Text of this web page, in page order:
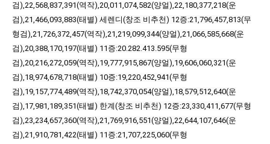
검),22,568,837,391(역작),20,011,074,582(양얼),22,180,377,218(운
검),21,466,093,883(태별) 세렌디(창조 비추천) 12증:21,796,457,813(무
형검),21,726,372,457(역작),21,219,099,344(양얼),21,066,585,668(운
검),20,388,170,197(태별) 11증:20.282.413.595(무형
검),20,216,272,059(역작),19,777,915,867(양얼),19,606,060,321(운
검),18,974,678,718(태별) 10증:19,220,452,941(무형
검),19,157,774,489(역작),18,742,370,054(양얼),18,579,512,640(운
검),17,981,189,351(태별) 한계(창조 비추천) 12증:23,330,411,677(무형
검),23,234,657,360(역작),21,769,916,551(양얼),22,644,107,646(운
검),21,910,781,422(태별) 11증:21,707,225,060(무형